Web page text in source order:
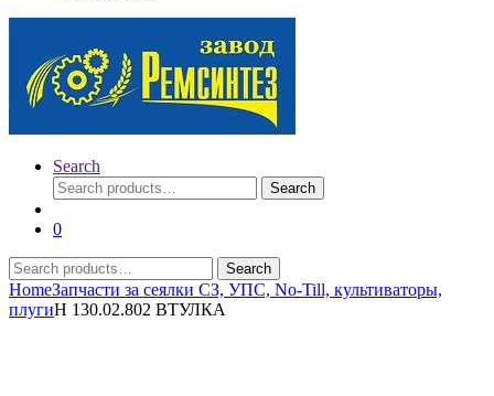
Search
Search
for:
Search
0
Search
for:
Search
HomeЗапчасти за сеялки СЗ, УПС, No-Till, культиваторы,
плугиН 130.02.802 ВТУЛКА